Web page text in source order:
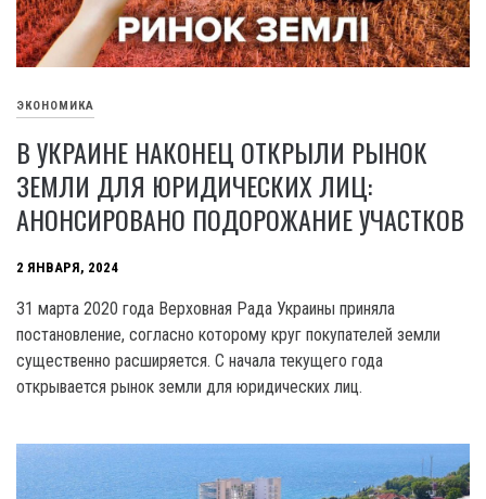
ЭКОНОМИКА
В УКРАИНЕ НАКОНЕЦ ОТКРЫЛИ РЫНОК
ЗЕМЛИ ДЛЯ ЮРИДИЧЕСКИХ ЛИЦ:
АНОНСИРОВАНО ПОДОРОЖАНИЕ УЧАСТКОВ
2 ЯНВАРЯ, 2024
31 марта 2020 года Верховная Рада Украины приняла
постановление, согласно которому круг покупателей земли
существенно расширяется. С начала текущего года
открывается рынок земли для юридических лиц.